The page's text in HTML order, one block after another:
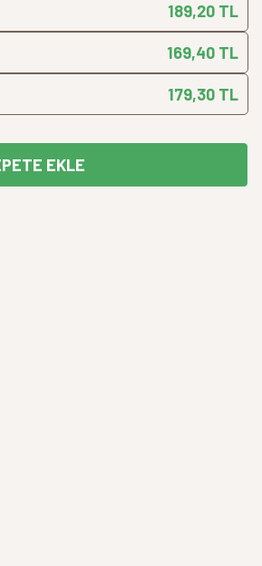
189,20 TL
169,40 TL
179,30 TL
EKLE